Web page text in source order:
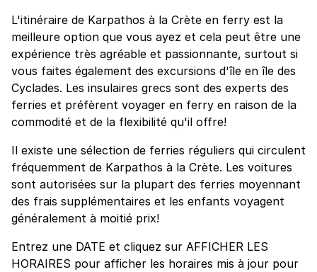
L'itinéraire de Karpathos à la Crète en ferry est la
meilleure option que vous ayez et cela peut être une
expérience très agréable et passionnante, surtout si
vous faites également des excursions d'île en île des
Cyclades. Les insulaires grecs sont des experts des
ferries et préfèrent voyager en ferry en raison de la
commodité et de la flexibilité qu'il offre!
Il existe une sélection de ferries réguliers qui circulent
fréquemment de Karpathos à la Crète. Les voitures
sont autorisées sur la plupart des ferries moyennant
des frais supplémentaires et les enfants voyagent
généralement à moitié prix!
Entrez une DATE et cliquez sur AFFICHER LES
HORAIRES pour afficher les horaires mis à jour pour